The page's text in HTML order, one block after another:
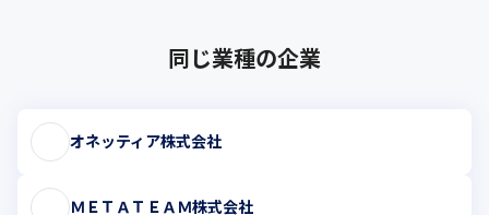
同じ業種の企業
オネッティア株式会社
ＭＥＴＡＴＥＡＭ株式会社